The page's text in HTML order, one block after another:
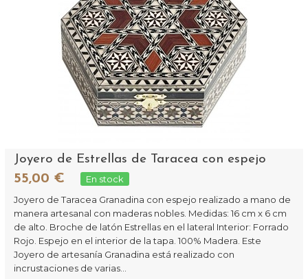
Joyero de Estrellas de Taracea con espejo
55,00 €
En stock
Joyero de Taracea Granadina con espejo realizado a mano de
manera artesanal con maderas nobles. Medidas: 16 cm x 6 cm
de alto. Broche de latón Estrellas en el lateral Interior: Forrado
Rojo. Espejo en el interior de la tapa. 100% Madera. Este
Joyero de artesanía Granadina está realizado con
incrustaciones de varias...